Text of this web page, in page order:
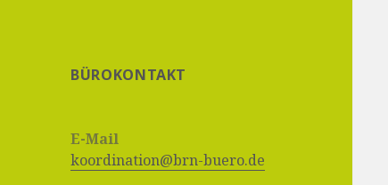
BÜROKONTAKT
E-Mail
koordination@brn-buero.de